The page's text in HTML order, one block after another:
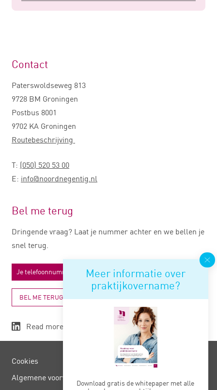
Meer informatie over
praktijkovername?
Download gratis de whitepaper met alle
Contact
Paterswoldseweg 813
9728 BM Groningen
Postbus 8001
9702 KA Groningen
Routebeschrijving
T: (050) 520 53 00
E: info@noordnegentig.nl
Bel me terug
Dringende vraag? Laat je nummer achter en we bellen je
snel terug.
BEL ME TERUG
Read more
Cookies
Algemene voorwaarden